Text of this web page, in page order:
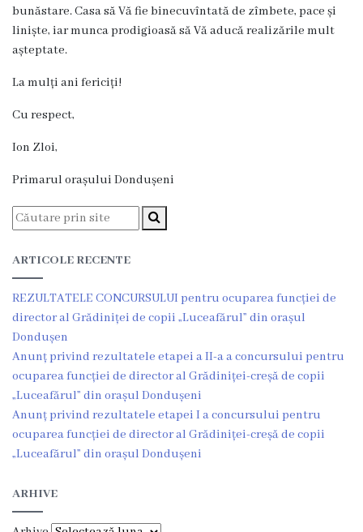
Ofertă
investițională
Primarul
Viceprimarii
Dispozițiile
primarului
Rapoartele
primarului
Declarația
de
răspundere
managerială
Regulamentul
intern
bunăstare. Casa să Vă fie binecuvîntată de zîmbete, pace și
liniște, iar munca prodigioasă să Vă aducă realizările mult
așteptate.
La mulți ani fericiți!
Cu respect,
Ion Zloi,
Primarul orașului Dondușeni
ARTICOLE RECENTE
REZULTATELE CONCURSULUI pentru ocuparea funcției de
director al Grădiniței de copii „Luceafărul” din orașul
Dondușen
Anunț privind rezultatele etapei a II-a a concursului pentru
ocuparea funcției de director al Grădiniței-creșă de copii
„Luceafărul” din orașul Dondușeni
Anunț privind rezultatele etapei I a concursului pentru
ocuparea funcției de director al Grădiniței-creșă de copii
„Luceafărul” din orașul Dondușeni
ARHIVE